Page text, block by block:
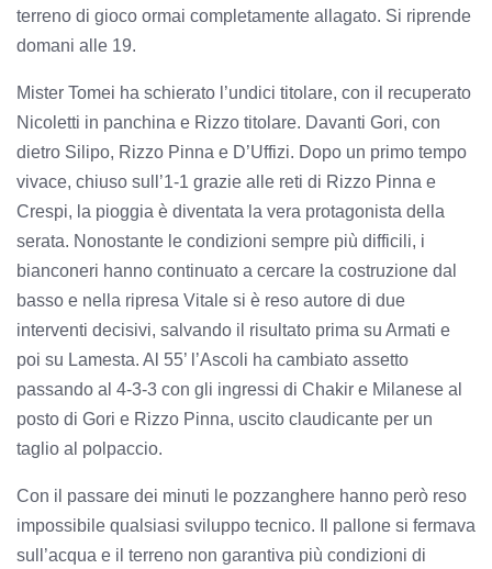
terreno di gioco ormai completamente allagato. Si riprende
domani alle 19.
Mister Tomei ha schierato l’undici titolare, con il recuperato
Nicoletti in panchina e Rizzo titolare. Davanti Gori, con
dietro Silipo, Rizzo Pinna e D’Uffizi. Dopo un primo tempo
vivace, chiuso sull’1-1 grazie alle reti di Rizzo Pinna e
Crespi, la pioggia è diventata la vera protagonista della
serata. Nonostante le condizioni sempre più difficili, i
bianconeri hanno continuato a cercare la costruzione dal
basso e nella ripresa Vitale si è reso autore di due
interventi decisivi, salvando il risultato prima su Armati e
poi su Lamesta. Al 55’ l’Ascoli ha cambiato assetto
passando al 4-3-3 con gli ingressi di Chakir e Milanese al
posto di Gori e Rizzo Pinna, uscito claudicante per un
taglio al polpaccio.
Con il passare dei minuti le pozzanghere hanno però reso
impossibile qualsiasi sviluppo tecnico. Il pallone si fermava
sull’acqua e il terreno non garantiva più condizioni di